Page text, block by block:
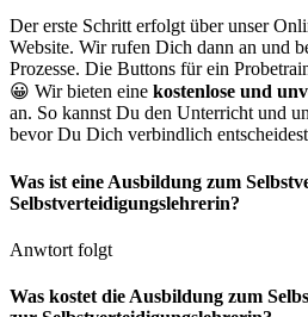
Der erste Schritt erfolgt über unser
Website. Wir rufen Dich dann an und
Prozesse. Die Buttons für ein
😀 Wir bieten eine kostenlose und
an. So kannst Du den Unterricht und
bevor Du Dich verbindlich
Was ist eine Ausbildung zum
Selbstverteidigungslehrerin?
Anwtort folgt
Was kostet die Ausbildung zum